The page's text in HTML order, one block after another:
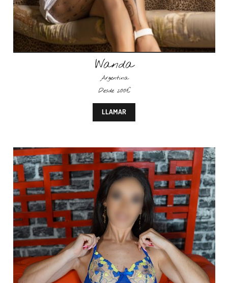
Wanda
Argentina
Desde 200€
LLAMAR